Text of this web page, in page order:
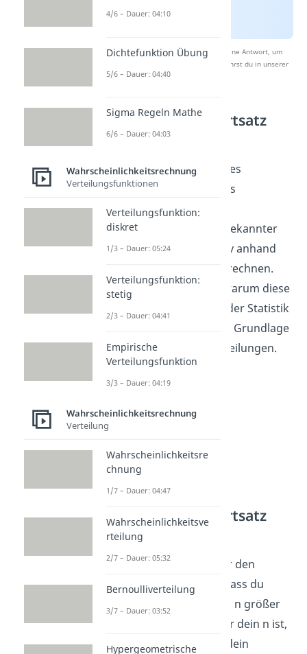
Nach Beantwortung speichern wir deine Antwort, um
Studyflix zu verbessern. Mehr dazu erfährst du in unserer
Datenschutzerklärung
Zentraler Grenzwertsatz
Normalverteilung
Hast du also das Prinzip des
zentralen Grenzwertsatzes
verstanden, kannst du die
Wahrscheinlichkeiten unbekannter
Verteilungen approximativ anhand
berechnen.
Dadurch wird auch klar, warum diese
die wichtigste Verteilung der Statistik
darstellt. Sie ist schließlich Grundlage
der meisten anderen Verteilungen.
Zentraler Grenzwertsatz
Anwendung
Einzige Voraussetzung für den
zentralen Grenzwert ist, dass du
einen Stichprobenumfang n größer
als 30 hast. Denn je größer dein n ist,
desto besser nähert sich dein
4/6 – Dauer: 04:10
Dichtefunktion Übung
5/6 – Dauer: 04:40
Sigma Regeln Mathe
6/6 – Dauer: 04:03
Wahrscheinlichkeitsrechnung
Verteilungsfunktionen
Verteilungsfunktion:
diskret
1/3 – Dauer: 05:24
Verteilungsfunktion:
stetig
2/3 – Dauer: 04:41
Empirische
Verteilungsfunktion
3/3 – Dauer: 04:19
Wahrscheinlichkeitsrechnung
Verteilung
Wahrscheinlichkeitsre
chnung
1/7 – Dauer: 04:47
Wahrscheinlichkeitsve
rteilung
2/7 – Dauer: 05:32
Bernoulliverteilung
3/7 – Dauer: 03:52
Hypergeometrische